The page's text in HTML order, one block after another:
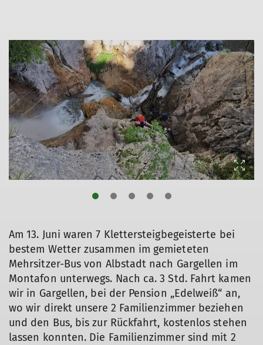
Am 13. Juni waren 7 Klettersteigbegeisterte bei
bestem Wetter zusammen im gemieteten
Mehrsitzer-Bus von Albstadt nach Gargellen im
Montafon unterwegs. Nach ca. 3 Std. Fahrt kamen
wir in Gargellen, bei der Pension „Edelweiß“ an,
wo wir direkt unsere 2 Familienzimmer beziehen
und den Bus, bis zur Rückfahrt, kostenlos stehen
lassen konnten. Die Familienzimmer sind mit 2